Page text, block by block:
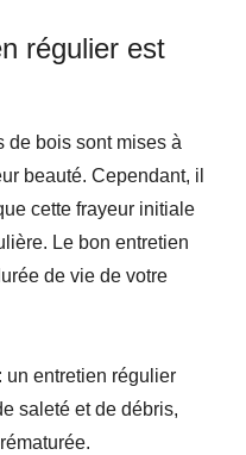
régulier est
de bois sont mises à
beauté. Cependant, il
cette frayeur initiale
Le bon entretien
de vie de votre
: un entretien régulier
saleté et de débris,